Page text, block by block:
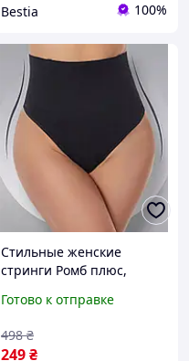
Bestia 100%
Стильные женские
стринги Ромб плюс,
утяжка с высокой
Корректирующее
Готово к отправке
249₴
498 ₴